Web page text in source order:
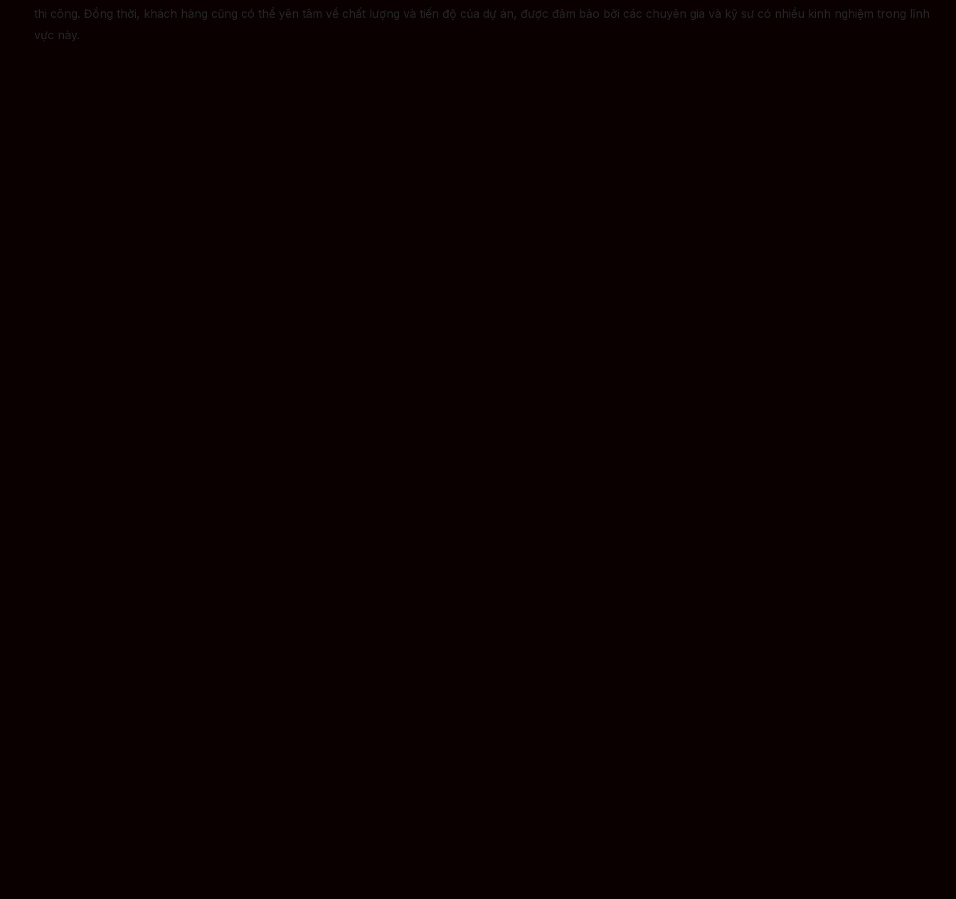
thi công. Đồng thời, khách hàng cũng có thể yên tâm về chất lượng và tiến độ của dự án, được đảm bảo bởi các chuyên gia và kỹ sư có nhiều kinh nghiệm trong lĩnh
vực này.